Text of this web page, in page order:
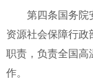
第四条国务院
资源社会保障行政
职责，负责全国高
作。